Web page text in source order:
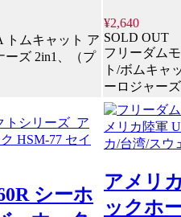
トムキャット ア
ーズ 2in1、（プ
¥2,640
SOLD OUT
フリーダム
ト/ボムキャ
ーロジャー
シーホ
アメリ
ックホ